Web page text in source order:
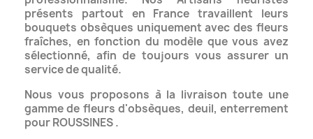
présents partout en France travaillent leurs
bouquets obsèques uniquementavec des fleurs
fraîches, en fonction du modèle que vous avez
sélectionné, afin de toujours vous assurer un
service de qualité.
Nous vous proposons à la livraison toute une
gamme de fleurs d'obsèques, deuil, enterrement
pour ROUSSINES .